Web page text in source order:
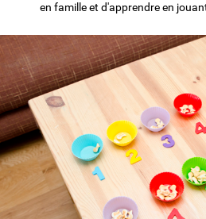
en famille et d'apprendre en